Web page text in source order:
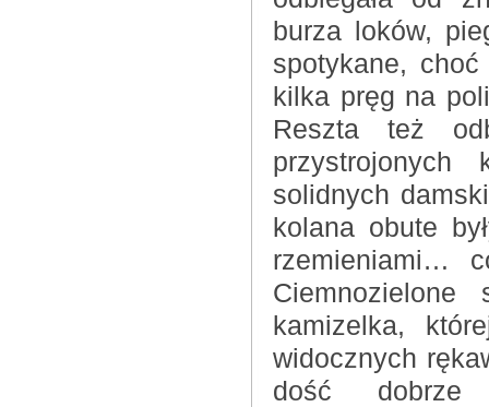
burza loków,
spotykane,
kilka pręg na
Reszta też
przystrojonych
solidnych
kolana obute
rzemieniami…
kamizelka,
widocznych
dość dobrze